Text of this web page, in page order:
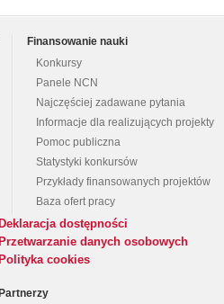
Finansowanie nauki
Konkursy
Panele NCN
Najczęściej zadawane pytania
Informacje dla realizujących projekty
Pomoc publiczna
Statystyki konkursów
Przykłady finansowanych projektów
Baza ofert pracy
Deklaracja dostępności
Przetwarzanie danych osobowych
Polityka cookies
Partnerzy